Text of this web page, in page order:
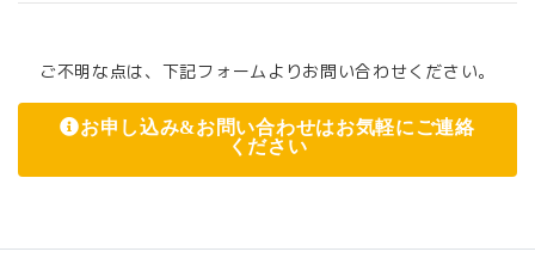
ご不明な点は、下記フォームよりお問い合わせください。
お申し込み&お問い合わせはお気軽にご連絡
ください